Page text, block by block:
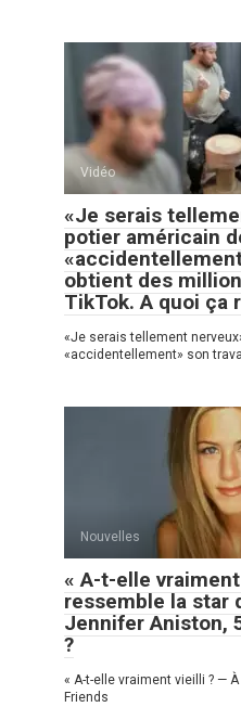
Vidéo
«Je serais
potier américain
obtient des
TikTok. A quoi ça
«Je serais tellement
«accidentellement» son
Nouvelles
« A-t-elle
ressemble la star
Jennifer Aniston,
?
« A-t-elle vraiment vieilli ? —
Friends